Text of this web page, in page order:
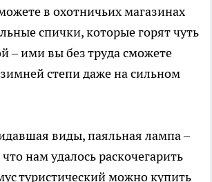
в охотничьих магазинах
спички, которые горят чуть
– ими вы без труда сможете
степи даже на сильном
виды, паяльная лампа –
нам удалось раскочегарить
туристический можно купить